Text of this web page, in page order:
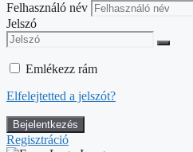
Felhasználó név
Jelszó
Emlékezz rám
Elfelejtetted a jelszót?
Regisztráció